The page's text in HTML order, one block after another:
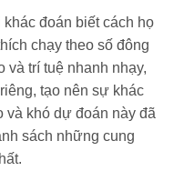
đoán biết cách họ
chạy theo số đông
trí tuệ nhanh nhạy,
tạo nên sự khác
và khó dự đoán này đã
sách những cung